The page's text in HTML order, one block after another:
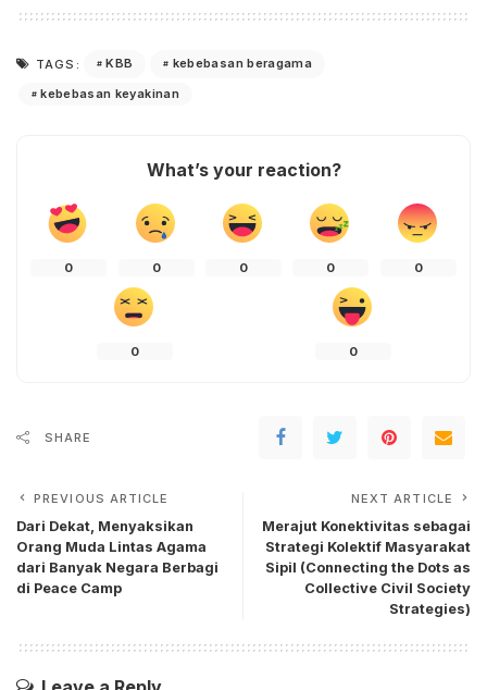
TAGS: KBB
kebebasan beragama
kebebasan keyakinan
What’s your reaction?
0 0 0 0 0
0 0
SHARE
PREVIOUS ARTICLE
Dari Dekat, Menyaksikan
Orang Muda Lintas Agama
dari Banyak Negara Berbagi
di Peace Camp
NEXT ARTICLE
Merajut Konektivitas sebagai
Strategi Kolektif Masyarakat
Sipil (Connecting the Dots as
Collective Civil Society
Strategies)